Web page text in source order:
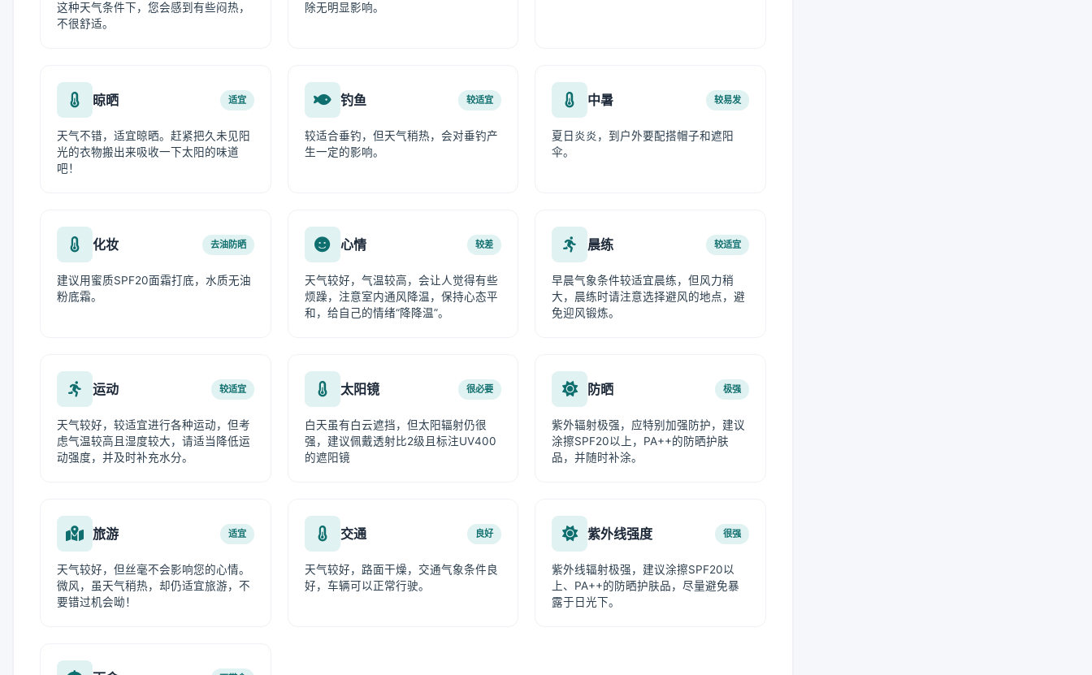
这种天气条件下，您会感到有些闷热，
不很舒适。
除无明显影响。
晾晒 适宜
天气不错，适宜晾晒。赶紧把久未见阳
光的衣物搬出来吸收一下太阳的味道
吧！
钓鱼 较适宜
较适合垂钓，但天气稍热，会对垂钓产
生一定的影响。
中暑 较易发
夏日炎炎，到户外要配搭帽子和遮阳
伞。
化妆 去油防晒
建议用蜜质SPF20面霜打底，水质无油
粉底霜。
心情 较差
天气较好，气温较高，会让人觉得有些
烦躁，注意室内通风降温，保持心态平
和，给自己的情绪“降降温”。
晨练 较适宜
早晨气象条件较适宜晨练，但风力稍
大，晨练时请注意选择避风的地点，避
免迎风锻炼。
运动 较适宜
天气较好，较适宜进行各种运动，但考
虑气温较高且湿度较大，请适当降低运
动强度，并及时补充水分。
太阳镜 很必要
白天虽有白云遮挡，但太阳辐射仍很
强，建议佩戴透射比2级且标注UV400
的遮阳镜
防晒 极强
紫外辐射极强，应特别加强防护，建议
涂擦SPF20以上，PA++的防晒护肤
品，并随时补涂。
旅游 适宜
天气较好，但丝毫不会影响您的心情。
微风，虽天气稍热，却仍适宜旅游，不
要错过机会呦！
交通 良好
天气较好，路面干燥，交通气象条件良
好，车辆可以正常行驶。
紫外线强度 很强
紫外线辐射极强，建议涂擦SPF20以
上、PA++的防晒护肤品，尽量避免暴
露于日光下。